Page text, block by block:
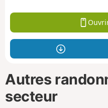
Autres
secteur